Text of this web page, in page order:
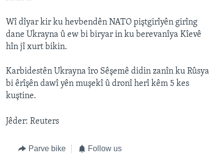
Wî dîyar kir ku hevbendên NATO piştgirîyên girîng
dane Ukrayna û ew bi biryar in ku berevanîya Kîevê
hîn jî xurt bikin.
Karbidestên Ukrayna îro Sêşemê didin zanîn ku Rûsya
bi êrîşên dawî yên muşekî û dronî herî kêm 5 kes
kuştine.
Jêder: Reuters
Parve bike Follow us